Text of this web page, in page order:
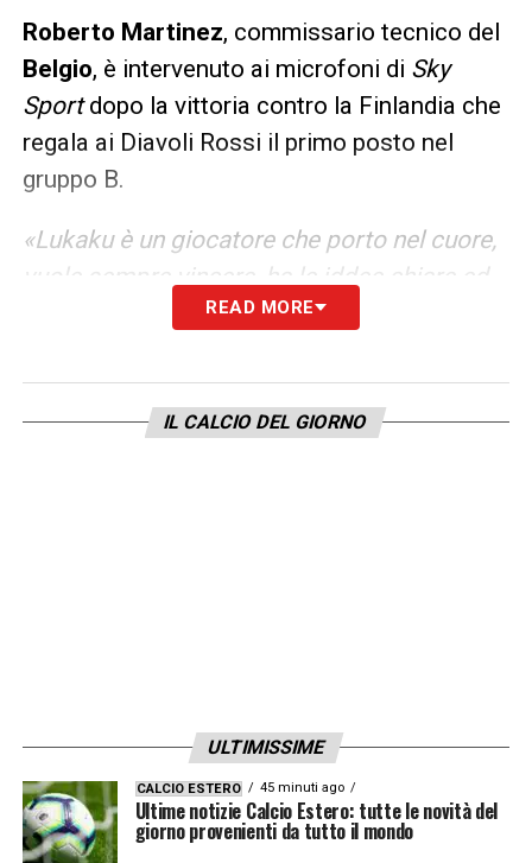
Roberto Martinez, commissario tecnico del
Belgio, è intervenuto ai microfoni di Sky
Sportdopo la vittoria contro la Finlandia che
regala ai Diavoli Rossi il primo posto nel
gruppo B.
«Lukaku è un giocatore che porto nel cuore,
vuole sempre vincere, ha le iddee chiare ed
ha vinto anche in Italia. Sfida agli azzurri ai
concentrati su quelli».
READ MORE
IL CALCIO DEL GIORNO
ULTIMISSIME
CALCIO ESTERO 45 minuti ago
Ultime notizie Calcio Estero: tutte le novità del
giorno provenienti da tutto il mondo